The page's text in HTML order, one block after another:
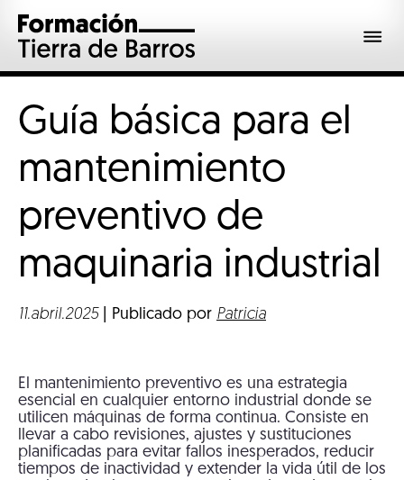
Guía básica para el
mantenimiento
preventivo de
maquinaria industrial
11.abril.2025 | Publicado por Patricia
El mantenimiento preventivo es una estrategia
esencial en cualquier entorno industrial donde se
utilicen máquinas de forma continua. Consiste en
llevar a cabo revisiones, ajustes y sustituciones
planificadas para evitar fallos inesperados, reducir
tiempos de inactividad y extender la vida útil de los